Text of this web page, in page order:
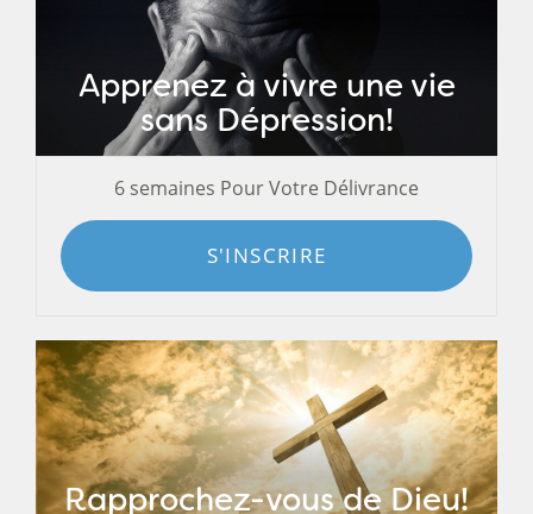
Apprenez à vivre une vie
sans Dépression!
6 semaines Pour Votre Délivrance
S'INSCRIRE
Rapprochez-vous de Dieu!